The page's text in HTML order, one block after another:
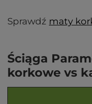
Sprawdź maty
Ściąga
korkowe vs